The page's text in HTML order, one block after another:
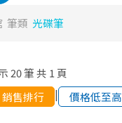
筆類 光碟筆
20筆 共 1頁
銷售排行 | 價格低至高